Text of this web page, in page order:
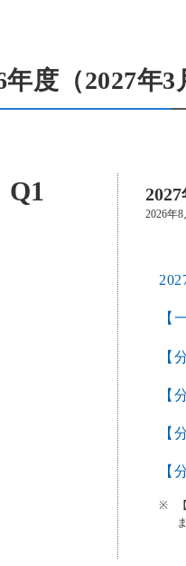
年度（2027年3
Q1
2026年
【
【
【
【
【